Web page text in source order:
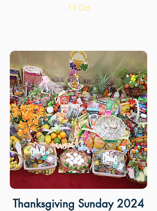
13 Oct
Thanksgiving Sunday 2024